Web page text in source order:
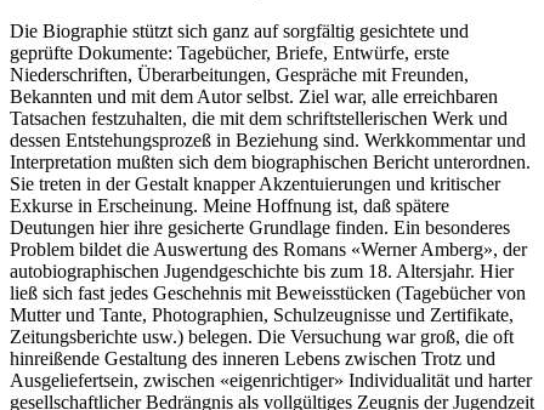
Die Biographie stützt sich ganz auf sorgfältig gesichtete und
geprüfte Dokumente: Tagebücher, Briefe, Entwürfe, erste
Niederschriften, Überarbeitungen, Gespräche mit Freunden,
Bekannten und mit dem Autor selbst. Ziel war, alle erreichbaren
Tatsachen festzuhalten, die mit dem schriftstellerischen Werk und
dessen Entstehungsprozeß in Beziehung sind. Werkkommentar und
Interpretation mußten sich dem biographischen Bericht unterordnen.
Sie treten in der Gestalt knapper Akzentuierungen und kritischer
Exkurse in Erscheinung. Meine Hoffnung ist, daß spätere
Deutungen hier ihre gesicherte Grundlage finden. Ein besonderes
Problem bildet die Auswertung des Romans «Werner Amberg», der
autobiographischen Jugendgeschichte bis zum 18. Altersjahr. Hier
ließ sich fast jedes Geschehnis mit Beweisstücken (Tagebücher von
Mutter und Tante, Photographien, Schulzeugnisse und Zertifikate,
Zeitungsberichte usw.) belegen. Die Versuchung war groß, die oft
hinreißende Gestaltung des inneren Lebens zwischen Trotz und
Ausgeliefertsein, zwischen «eigenrichtiger» Individualität und harter
gesellschaftlicher Bedrängnis als vollgültiges Zeugnis der Jugendzeit